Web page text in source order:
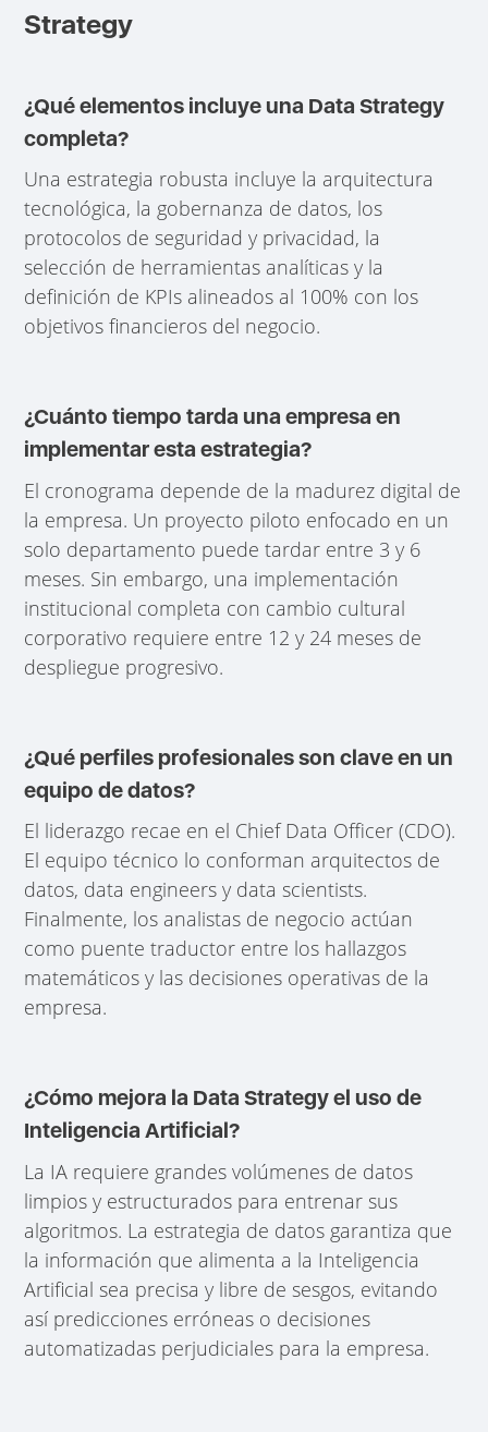
Strategy
¿Qué elementos incluye una Data Strategy
completa?
Una estrategia robusta incluye la arquitectura
tecnológica, la gobernanza de datos, los
protocolos de seguridad y privacidad, la
selección de herramientas analíticas y la
definición de KPIs alineados al 100% con los
objetivos financieros del negocio.
¿Cuánto tiempo tarda una empresa en
implementar esta estrategia?
El cronograma depende de la madurez digital de
la empresa. Un proyecto piloto enfocado en un
solo departamento puede tardar entre 3 y 6
meses. Sin embargo, una implementación
institucional completa con cambio cultural
corporativo requiere entre 12 y 24 meses de
despliegue progresivo.
¿Qué perfiles profesionales son clave en un
equipo de datos?
El liderazgo recae en el Chief Data Officer (CDO).
El equipo técnico lo conforman arquitectos de
datos, data engineers y data scientists.
Finalmente, los analistas de negocio actúan
como puente traductor entre los hallazgos
matemáticos y las decisiones operativas de la
empresa.
¿Cómo mejora la Data Strategy el uso de
Inteligencia Artificial?
La IA requiere grandes volúmenes de datos
limpios y estructurados para entrenar sus
algoritmos. La estrategia de datos garantiza que
la información que alimenta a la Inteligencia
Artificial sea precisa y libre de sesgos, evitando
así predicciones erróneas o decisiones
automatizadas perjudiciales para la empresa.